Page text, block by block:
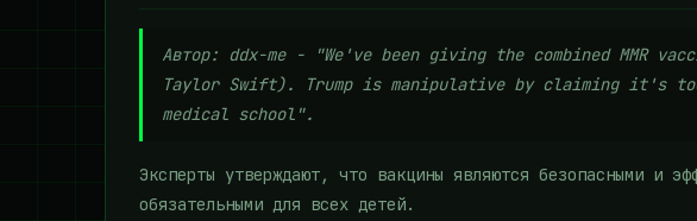
Автор: ddx-me - "We've been giving the combined MMR
Taylor Swift). Trump is manipulative by claiming it's
medical school".
Эксперты утверждают, что вакцины являются безопасными и
обязательными для всех детей.